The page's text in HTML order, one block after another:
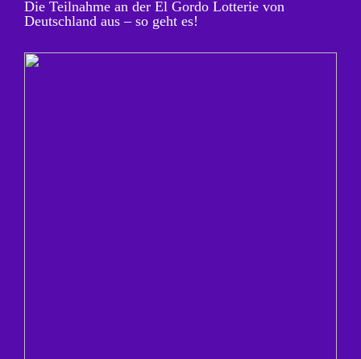
Die Teilnahme an der El Gordo Lotterie von
Deutschland aus – so geht es!